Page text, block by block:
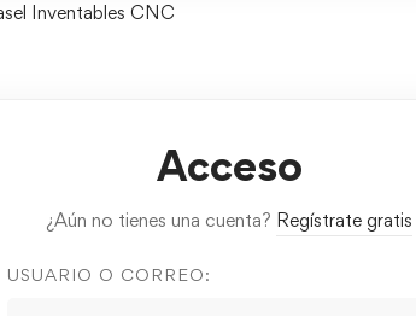
Inventables CNC
Acceso
¿Aún no tienes una cuenta? Regístrate gratis
USUARIO O CORREO: